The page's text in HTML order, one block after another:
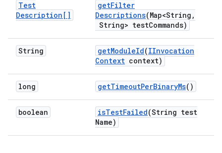
Test
Description[]
getFilter
Descriptions(Map<String ,
String> testCommands)
String getModuleId(IInvocation
Context context)
long getTimeoutPerBinaryMs()
boolean isTestFailed(String test
Name)